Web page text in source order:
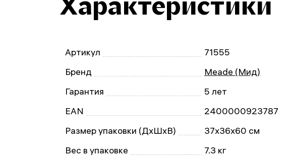
Артикул
71555
Бренд
Meade (Мид)
Гарантия
5 лет
EAN
2400000923787
Размер упаковки (ДxШxВ)
37x36x60 см
Вес в упаковке
7.3 кг